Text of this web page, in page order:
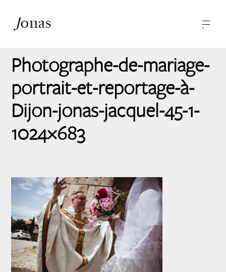
Jonas —
—
-
A propos
Contact
Photographe-de-mariage-
portrait-et-reportage-à-
Dijon-jonas-jacquel-45-1-
1024×683